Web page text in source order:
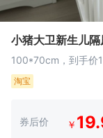
小猪大卫新生儿隔
100*70cm，到手价
淘宝
券后价 ￥